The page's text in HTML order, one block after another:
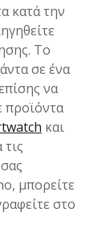
κατά την
Το
σε ένα
να
προϊόντα
και
μπορείτε
στο